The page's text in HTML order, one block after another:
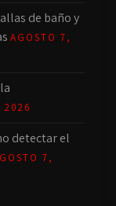
de baño y
AGOSTO 7,
2026
detectar el
7,